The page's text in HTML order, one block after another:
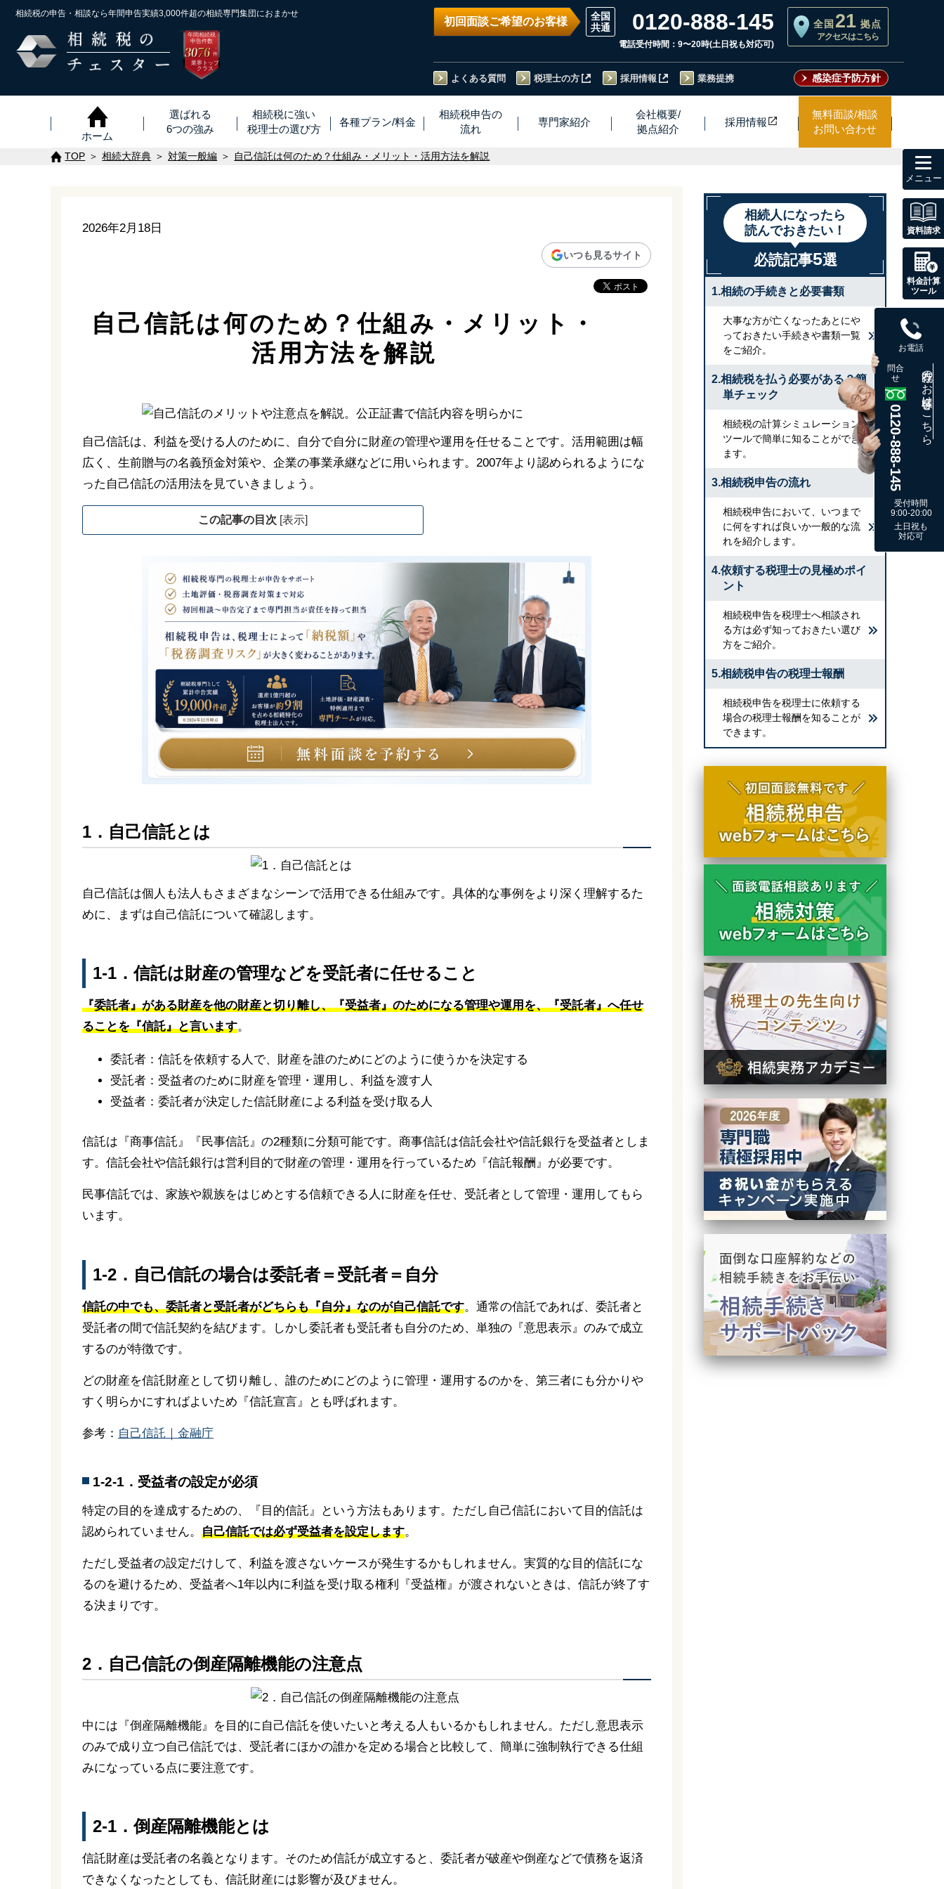
相続税の申告・相談なら年間申告実績3,000件超の相続専門集団におまかせ
年間相続税
申告件数
3076 ※
件
業界トップ
クラス
初回面談ご希望のお客様 0120-888-145
電話受付時間：9〜20時(土日祝も対応可)
全国 21 拠点
アクセスはこちら
よくある質問 税理士の方 採用情報 業務提携 感染症予防方針
ホーム
選ばれる
6つの強み
相続税に強い
税理士の選び方
各種プラン/料金
相続税申告の
流れ
専門家紹介
会社概要/
拠点紹介
採用情報
無料面談/相談
お問い合わせ
TOP 相続大辞典 対策一般編 自己信託は何のため？仕組み・メリット・活用方法を解説
2026年2月18日
いつも見るサイト
自己信託は何のため？仕組み・メリット・
活用方法を解説
自己信託は、利益を受ける人のために、自分で自分に財産の管理や運用を任せることです。活用範囲は幅
広く、生前贈与の名義預金対策や、企業の事業承継などに用いられます。2007年より認められるようにな
った自己信託の活用法を見ていきましょう。
この記事の目次 [表示]
1．自己信託とは
自己信託は個人も法人もさまざまなシーンで活用できる仕組みです。具体的な事例をより深く理解するた
めに、まずは自己信託について確認します。
1-1．信託は財産の管理などを受託者に任せること
『委託者』がある財産を他の財産と切り離し、『受益者』のためになる管理や運用を、『受託者』へ任せ
ることを『信託』と言います。
委託者：信託を依頼する人で、財産を誰のためにどのように使うかを決定する
受託者：受益者のために財産を管理・運用し、利益を渡す人
受益者：委託者が決定した信託財産による利益を受け取る人
信託は『商事信託』『民事信託』の2種類に分類可能です。商事信託は信託会社や信託銀行を受益者としま
す。信託会社や信託銀行は営利目的で財産の管理・運用を行っているため『信託報酬』が必要です。
民事信託では、家族や親族をはじめとする信頼できる人に財産を任せ、受託者として管理・運用してもら
います。
1-2．自己信託の場合は委託者＝受託者＝自分
信託の中でも、委託者と受託者がどちらも『自分』なのが自己信託です。通常の信託であれば、委託者と
受託者の間で信託契約を結びます。しかし委託者も受託者も自分のため、単独の『意思表示』のみで成立
するのが特徴です。
どの財産を信託財産として切り離し、誰のためにどのように管理・運用するのかを、第三者にも分かりや
すく明らかにすればよいため『信託宣言』とも呼ばれます。
参考： 自己信託｜金融庁
1-2-1．受益者の設定が必須
特定の目的を達成するための、『目的信託』という方法もあります。ただし自己信託において目的信託は
認められていません。 自己信託では必ず受益者を設定します。
ただし受益者の設定だけして、利益を渡さないケースが発生するかもしれません。実質的な目的信託にな
るのを避けるため、受益者へ1年以内に利益を受け取る権利『受益権』が渡されないときは、信託が終了す
る決まりです。
2．自己信託の倒産隔離機能の注意点
中には『倒産隔離機能』を目的に自己信託を使いたいと考える人もいるかもしれません。ただし意思表示
のみで成り立つ自己信託では、受託者にほかの誰かを定める場合と比較して、簡単に強制執行できる仕組
みになっている点に要注意です。
2-1．倒産隔離機能とは
信託財産は受託者の名義となります。そのため信託が成立すると、委託者が破産や倒産などで債務を返済
できなくなったとしても、信託財産には影響が及びません。
相続人になったら
読んでおきたい！
必読記事5選
1.相続の手続きと必要書類
大事な方が亡くなったあとにや
っておきたい手続きや書類一覧
をご紹介。
2.相続税を払う必要がある？簡
単チェック
相続税の計算シミュレーション
ツールで簡単に知ることができ
ます。
3.相続税申告の流れ
相続税申告において、いつまで
に何をすれば良いか一般的な流
れを紹介します。
4.依頼する税理士の見極めポイ
ント
相続税申告を税理士へ相談され
る方は必ず知っておきたい選び
方をご紹介。
5.相続税申告の税理士報酬
相続税申告を税理士に依頼する
場合の税理士報酬を知ることが
できます。
資料請求
料金計算
ツール
お電話
問合
せ
0120-888-145
既存のお客様はこちら
受付時間
9:00-20:00
土日祝も
対応可